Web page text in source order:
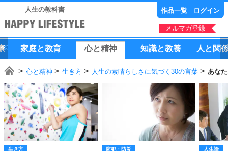
人生の教科書 作品一覧 ログイン
メルマガ登録
家庭と教育 心と精神 知識と教養 人 と 関
心と精神 生き方 人生の素晴らしさに気づく30の言葉 あな
生き方 防犯・防災 人生論